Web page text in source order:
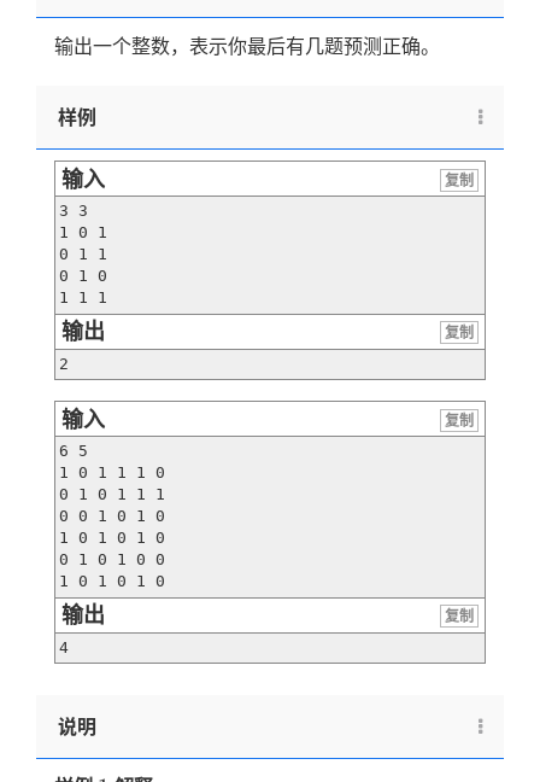
输出一个整数，表示你最后有几题预测正确。
样例
输入
复制
3 3
1 0 1
0 1 1
0 1 0
1 1 1
输出
复制
2
输入
复制
6 5
1 0 1 1 1 0
0 1 0 1 1 1
0 0 1 0 1 0
1 0 1 0 1 0
0 1 0 1 0 0
1 0 1 0 1 0
输出
复制
4
说明